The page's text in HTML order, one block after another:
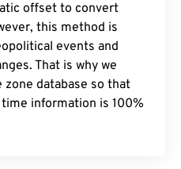
offset to convert
this method is
events and
That is why we
database so that
information is 100%